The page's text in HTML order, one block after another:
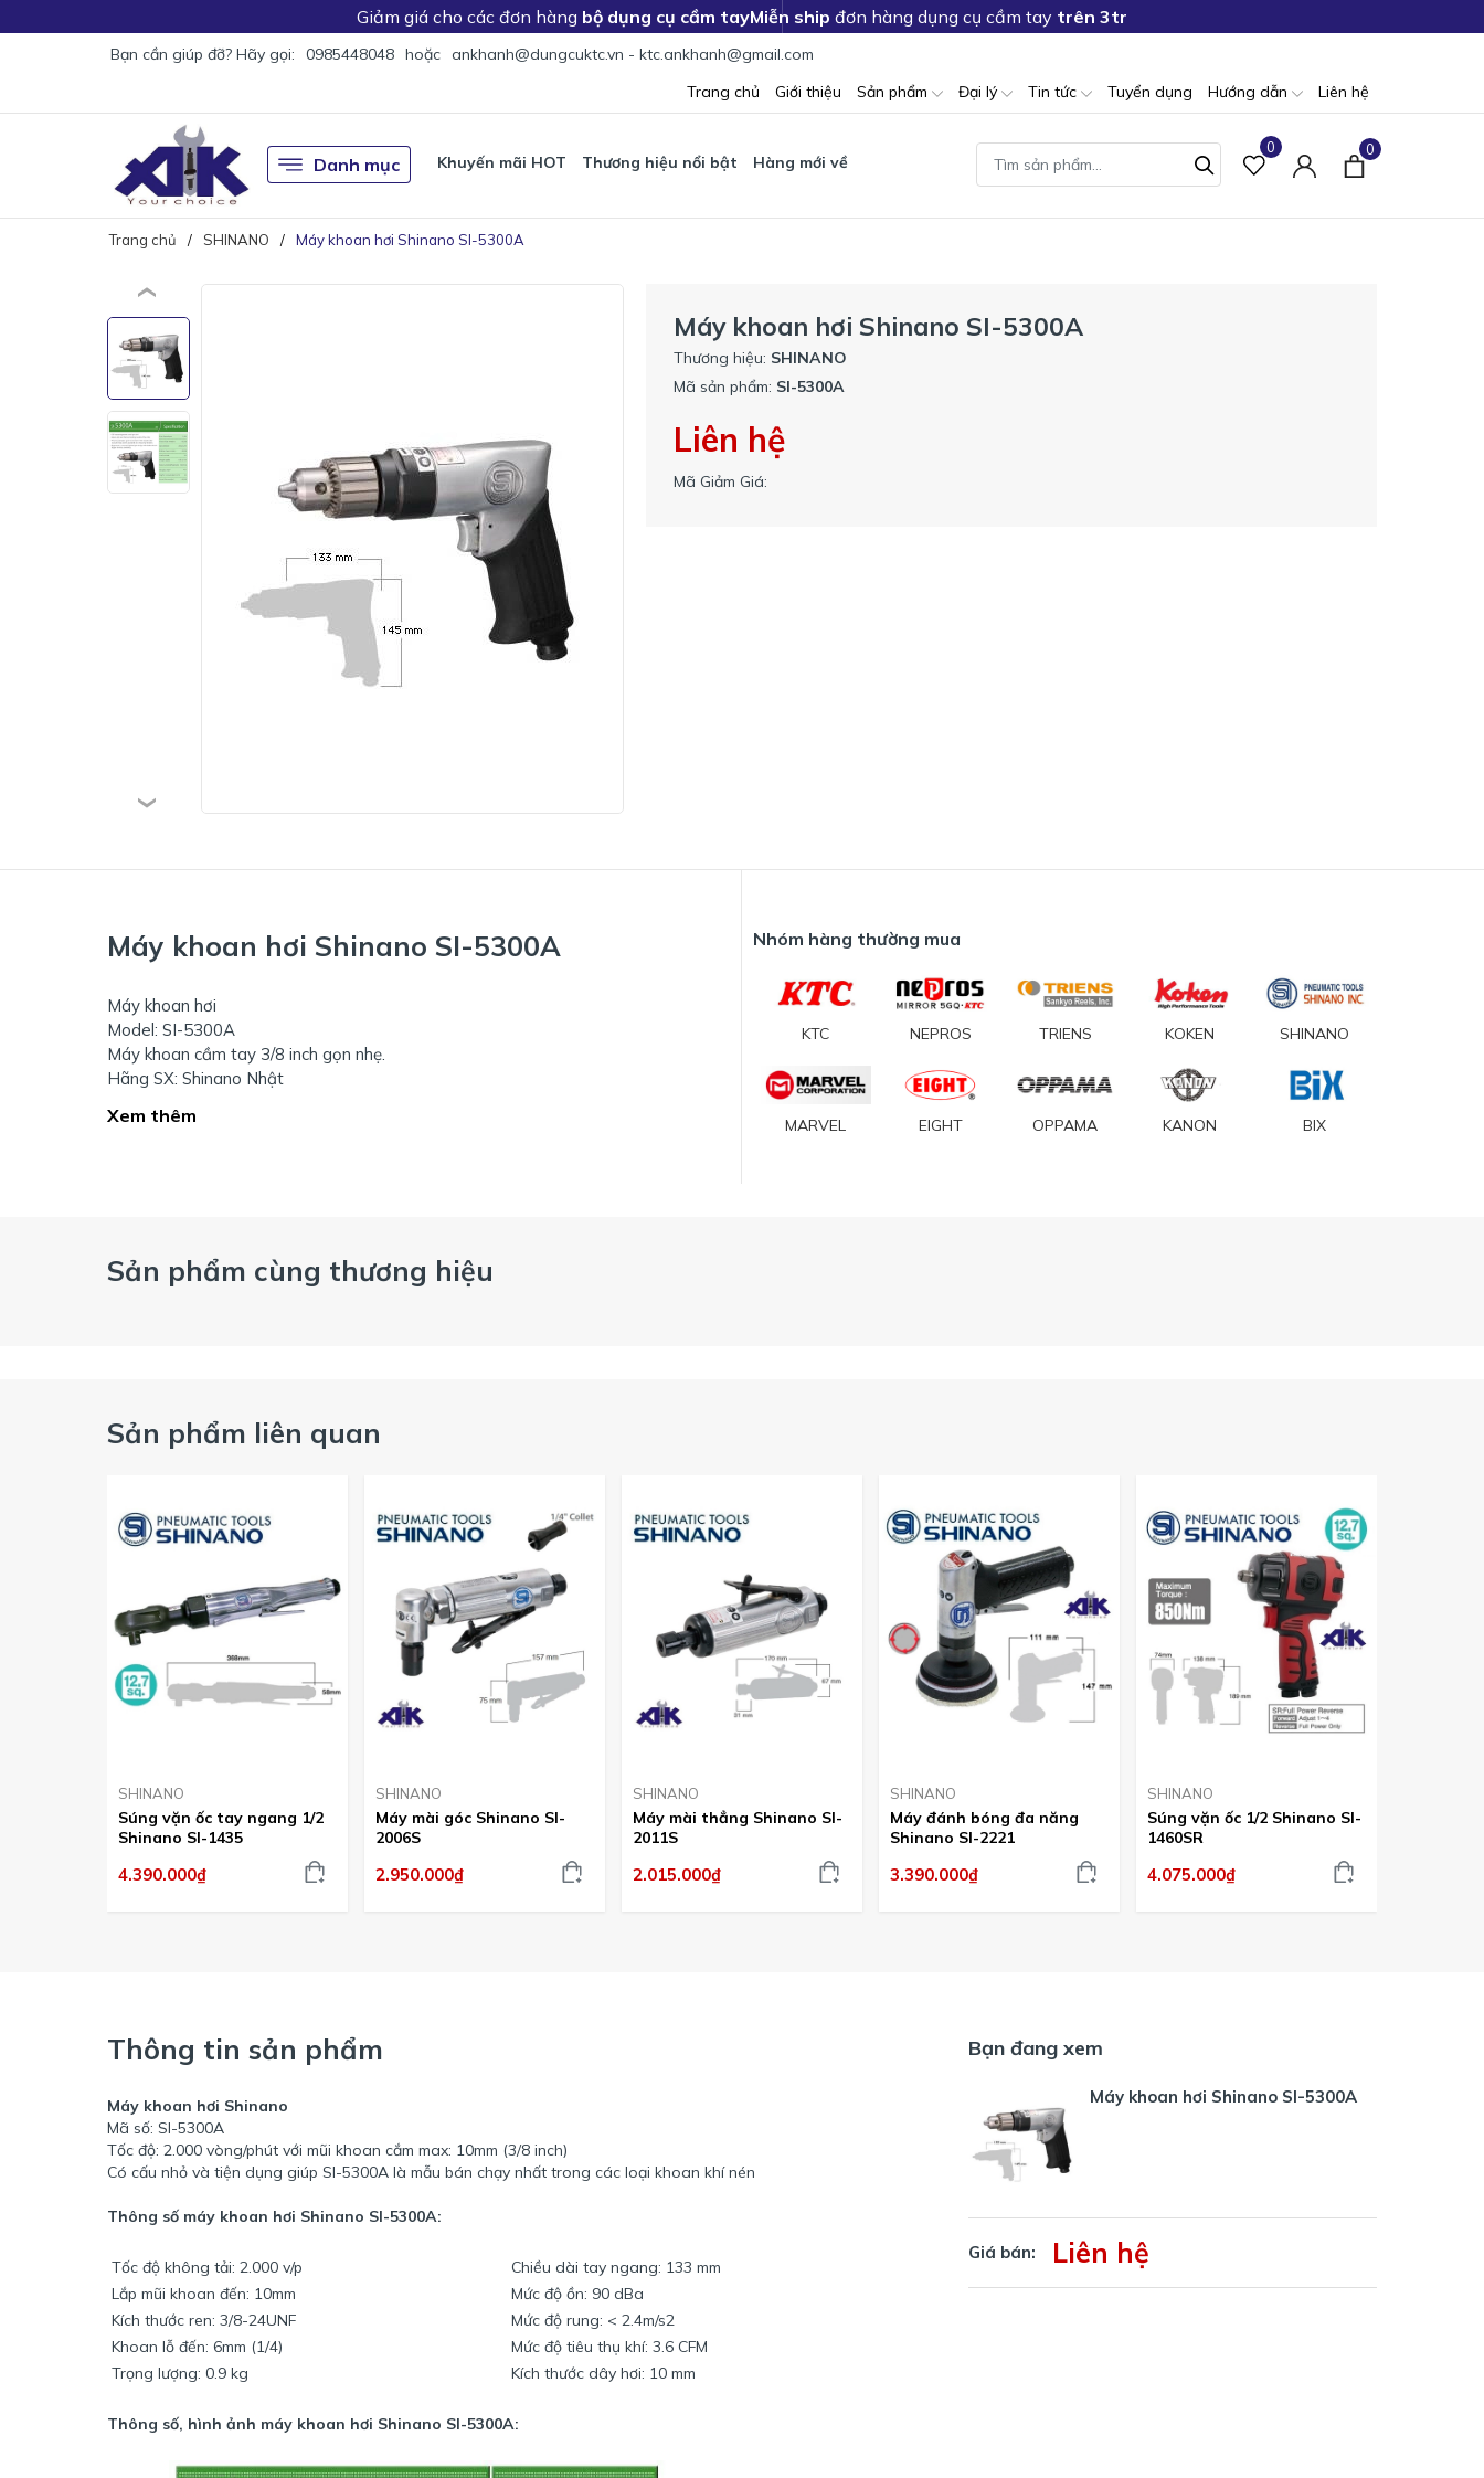
Giảm giá cho các đơn hàng bộ dụng cụ cầm tayMiễn ship đơn hàng dụng cụ cầm tay trên 3tr
Bạn cần giúp đỡ? Hãy gọi: 0985448048 hoặc ankhanh@dungcuktc.vn - ktc.ankhanh@gmail.com
Trang chủ
Giới thiệu Sản phẩm Đại lý Tin tức Tuyển dụng Hướng dẫn Liên hệ
Danh mục Khuyến mãi HOT Thương hiệu nổi bật Hàng mới về
0 0
Trang chủ SHINANO Máy khoan hơi Shinano SI-5300A
Máy khoan hơi Shinano SI-5300A
Thương hiệu: SHINANO
Mã sản phẩm: SI-5300A
Liên hệ
Mã Giảm Giá:
Máy khoan hơi Shinano SI-5300A
Máy khoan hơi
Model: SI-5300A
Máy khoan cầm tay 3/8 inch gọn nhẹ.
Hãng SX: Shinano Nhật
Xem thêm
Nhóm hàng thường mua
KTC NEPROS TRIENS KOKEN SHINANO
MARVEL EIGHT OPPAMA KANON BIX
Sản phẩm cùng thương hiệu
Sản phẩm liên quan
SHINANO
Súng vặn ốc tay ngang 1/2
Shinano SI-1435
4.390.000₫
SHINANO
Máy mài góc Shinano SI-
2006S
2.950.000₫
SHINANO
Máy mài thẳng Shinano SI-
2011S
2.015.000₫
SHINANO
Máy đánh bóng đa năng
Shinano SI-2221
3.390.000₫
SHINANO
Súng vặn ốc 1/2 Shinano SI-
1460SR
4.075.000₫
Thông tin sản phẩm
Máy khoan hơi Shinano
Mã số: SI-5300A
Tốc độ: 2.000 vòng/phút với mũi khoan cắm max: 10mm (3/8 inch)
Có cấu nhỏ và tiện dụng giúp SI-5300A là mẫu bán chạy nhất trong các loại khoan khí nén
Thông số máy khoan hơi Shinano SI-5300A:
Tốc độ không tải: 2.000 v/p
Lắp mũi khoan đến: 10mm
Kích thước ren: 3/8-24UNF
Khoan lỗ đến: 6mm (1/4)
Trọng lượng: 0.9 kg
Chiều dài tay ngang: 133 mm
Mức độ ồn: 90 dBa
Mức độ rung: < 2.4m/s2
Mức độ tiêu thụ khí: 3.6 CFM
Kích thước dây hơi: 10 mm
Thông số, hình ảnh máy khoan hơi Shinano SI-5300A:
Bạn đang xem
Máy khoan hơi Shinano SI-5300A
Giá bán: Liên hệ